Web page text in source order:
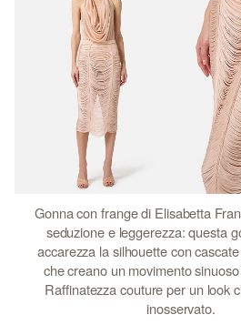
Gonna con frange di Elisabetta
seduzione e leggerezza: questa
accarezza la silhouette con
che creano un movimento
Raffinatezza couture per un look
inosservato.